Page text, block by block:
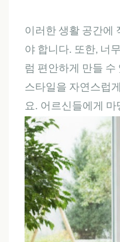
이러한 생활 공간에
야 합니다. 또한, 너
럼 편안하게 만들
스타일을 자연스럽
요. 어르신들에게